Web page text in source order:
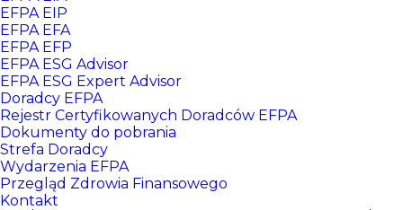
EFPA EIP
EFPA EFA
EFPA EFP
EFPA ESG Advisor
EFPA ESG Expert Advisor
Doradcy EFPA
Rejestr Certyfikowanych Doradców EFPA
Dokumenty do pobrania
Strefa Doradcy
Wydarzenia EFPA
Przegląd Zdrowia Finansowego
Kontakt
Karolina Bobrowska
PKO Bank Polski S.A.
CERTYFIKATY: